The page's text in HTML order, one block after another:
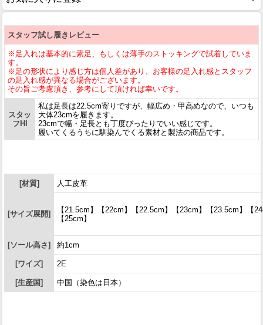
スタッフ試し履きレビュー
※足入れは基本的に素足、もしくは薄手のストッキングで試着していま
す。
※足の形状により感じ方は個人差があり、お客様の足入れ感とスタッフ
の足入れ感が異なる場合がございます。
その旨ご考慮頂き、参考にして頂ければ幸いです。
スタッ
フHI
私は足長は22.5cm寄りですが、幅広め・甲高めなので、いつも
大体23cmを履きます。
23cmで幅・足長とも丁度ぴったりでいい感じです。
履いてくるうちに馴染んでくる素材と製法の商品です。
[材質] 人工皮革
[サイズ展開]
【21.5cm】【22cm】【22.5cm】【23cm】【23.5cm】【
【25cm】
[ソール高さ] 約1cm
[ワイズ] 2E
[生産国] 中国（染色は日本）